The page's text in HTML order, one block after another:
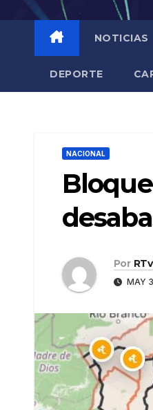
NOTICIAS
DEPORTE
NACIONAL
Por
MAY